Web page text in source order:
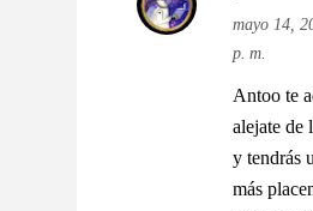
mayo 14,
p. m.
Antoo te
alejate de
y tendrás
más